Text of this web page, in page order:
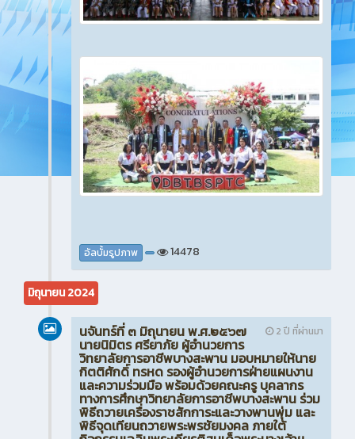
อัลบั้มรูปภาพ 14478
มิถุนายน 2024
2 ปี ที่ผ่านมา
นจันทร์ที่ ๓ มิถุนายน พ.ศ.๒๕๖๗
นายนิมิตร ศรียาภัย ผู้อำนวยการ
วิทยาลัยการอาชีพบางสะพาน มอบหมายให้นาย
กิตติศักดิ์ ทรหด รองผู้อำนวยการฝ่ายแผนงาน
และความร่วมมือ พร้อมด้วยคณะครู บุคลากร
ทางการศึกษาวิทยาลัยการอาชีพบางสะพาน ร่วม
พิธีถวายเครื่องราชสักการะและวางพานพุ่ม และ
พิธีจุดเทียนถวายพระพรชัยมงคล ภายใต้